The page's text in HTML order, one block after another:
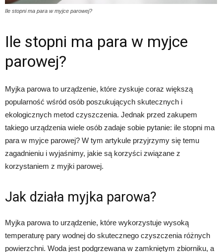
Ile stopni ma para w myjce parowej?
Ile stopni ma para w myjce
parowej?
Myjka parowa to urządzenie, które zyskuje coraz większą
popularność wśród osób poszukujących skutecznych i
ekologicznych metod czyszczenia. Jednak przed zakupem
takiego urządzenia wiele osób zadaje sobie pytanie: ile stopni ma
para w myjce parowej? W tym artykule przyjrzymy się temu
zagadnieniu i wyjaśnimy, jakie są korzyści związane z
korzystaniem z myjki parowej.
Jak działa myjka parowa?
Myjka parowa to urządzenie, które wykorzystuje wysoką
temperaturę pary wodnej do skutecznego czyszczenia różnych
powierzchni. Woda jest podgrzewana w zamkniętym zbiorniku, a